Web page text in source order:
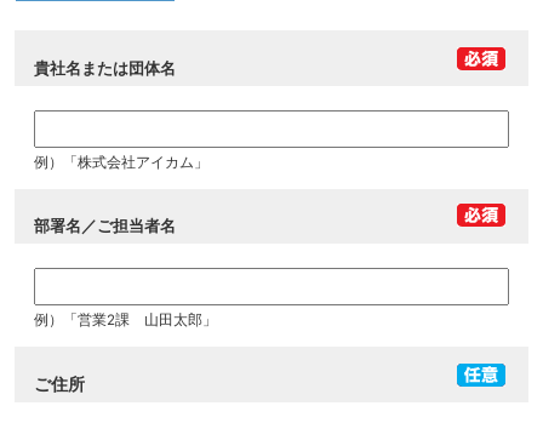
貴社名または団体名
例）「株式会社アイカム」
部署名／ご担当者名
例）「営業2課 山田太郎」
ご住所